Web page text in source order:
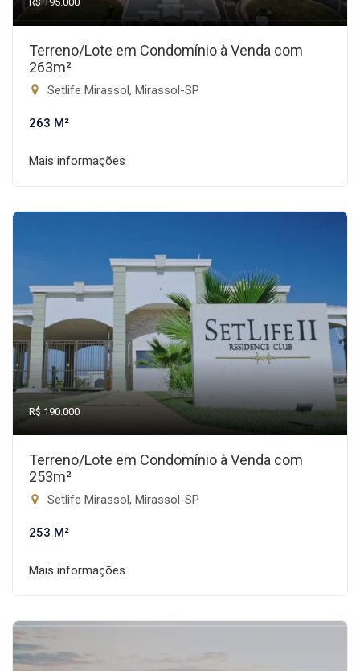
Terreno/Lote em Condomínio à Venda com
263m²
Setlife Mirassol, Mirassol-SP
263 M²
Mais informações
R$ 190.000
Terreno/Lote em Condomínio à Venda com
253m²
Setlife Mirassol, Mirassol-SP
253 M²
Mais informações